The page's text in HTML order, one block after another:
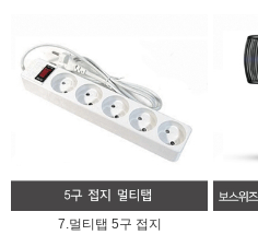
7.멀티탭 5구 접지